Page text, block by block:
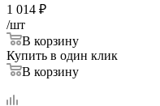
1 014 ₽
/шт
В корзину
Купить в один клик
В корзину